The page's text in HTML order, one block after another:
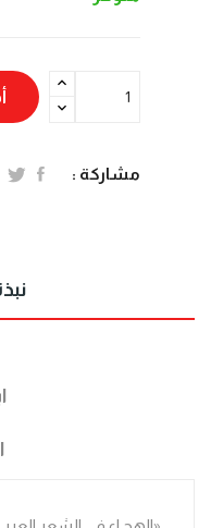
مشاركة :